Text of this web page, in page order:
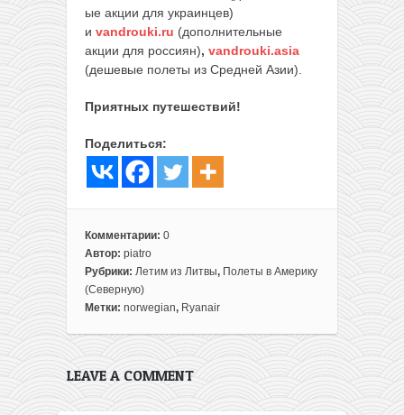
ые акции для украинцев)
и vandrouki.ru (дополнительные
акции для россиян), vandrouki.asia
(дешевые полеты из Средней Азии).
Приятных путешествий!
Поделиться:
Комментарии: 0
Автор: piatro
Рубрики: Летим из Литвы, Полеты в Америку
(Северную)
Метки: norwegian, Ryanair
LEAVE A COMMENT